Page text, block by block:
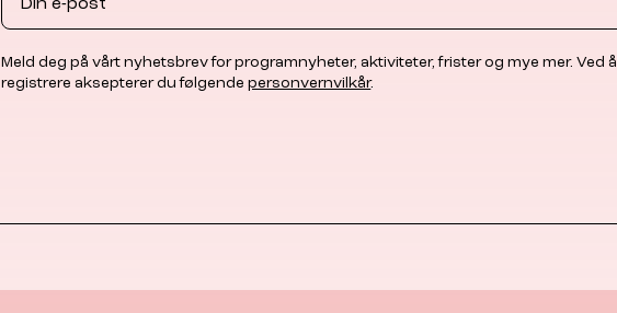
Meld deg på vårt nyhetsbrev for programnyheter, aktiviteter, frister og mye mer. Ved å
registrere aksepterer du følgendepersonvernvilkår.